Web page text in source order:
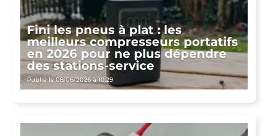
Fini les pneus à plat : les
meilleurs compresseurs portatifs
en 2026 pour ne plus dépendre
des stations-service
Publié le 08/06/2026 à 10:29